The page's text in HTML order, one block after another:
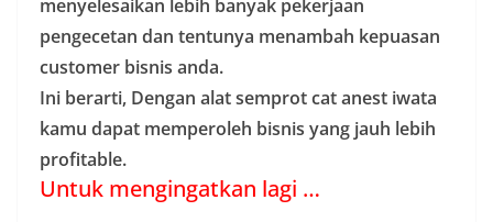
menyelesaikan lebih banyak pekerjaan
pengecetan dan tentunya menambah kepuasan
customer bisnis anda.
Ini berarti, Dengan alat semprot cat anest iwata
kamu dapat memperoleh bisnis yang jauh lebih
profitable.
Untuk mengingatkan lagi …